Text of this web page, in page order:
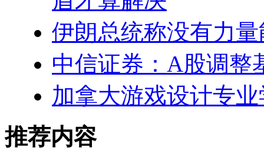
伊朗总统称没有力
中信证券：A股调整
加拿大游戏设计专
推荐内容